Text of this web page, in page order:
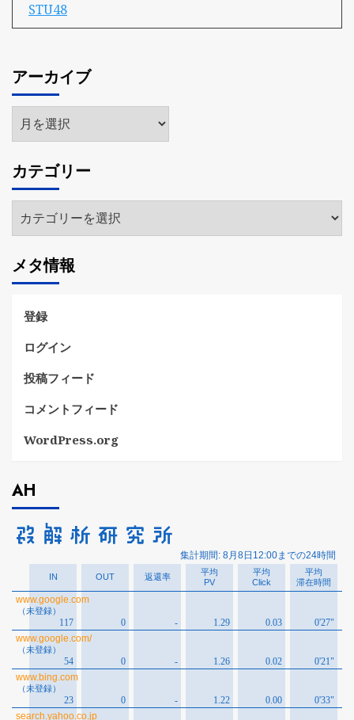
STU48
アーカイブ
ア
ー
イ
ブ
カテゴリー
テ
リ
ー
メタ情報
登録
ログイン
投稿フィード
コメントフィード
WordPress.org
AH